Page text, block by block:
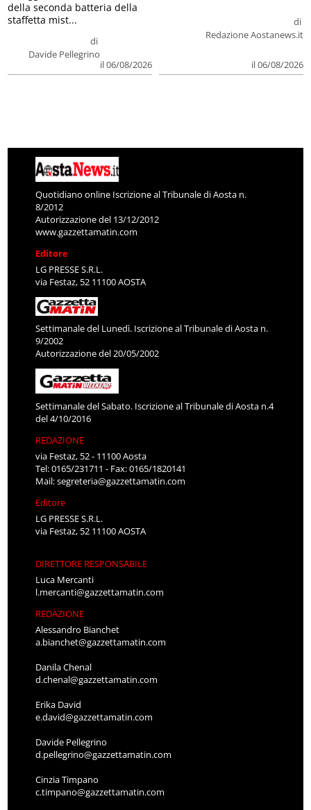
di
Davide Pellegrino
il 06/08/2026
della seconda batteria della
staffetta mist...
di
Redazione Aostanews.it
il 06/08/2026
Quotidiano online Iscrizione al Tribunale di Aosta n.
8/2012
Autorizzazione del 13/12/2012
www.gazzettamatin.com
Editore
LG PRESSE S.R.L.
via Festaz, 52 11100 AOSTA
Settimanale del Lunedì. Iscrizione al Tribunale di Aosta n.
9/2002
Autorizzazione del 20/05/2002
Settimanale del Sabato. Iscrizione al Tribunale di Aosta n.4
del 4/10/2016
REDAZIONE
via Festaz, 52 - 11100 Aosta
Tel: 0165/231711 - Fax: 0165/1820141
Mail:segreteria@gazzettamatin.com
Editore
LG PRESSE S.R.L.
via Festaz, 52 11100 AOSTA
DIRETTORE RESPONSABILE
Luca Mercanti
l.mercanti@gazzettamatin.com
REDAZIONE
Alessandro Bianchet
a.bianchet@gazzettamatin.com
Danila Chenal
d.chenal@gazzettamatin.com
Erika David
e.david@gazzettamatin.com
Davide Pellegrino
d.pellegrino@gazzettamatin.com
Cinzia Timpano
c.timpano@gazzettamatin.com